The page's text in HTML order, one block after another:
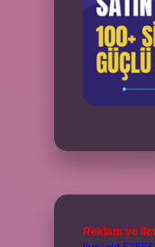
Reklam ve